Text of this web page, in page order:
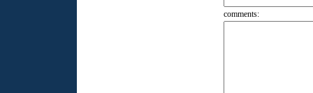
comments: